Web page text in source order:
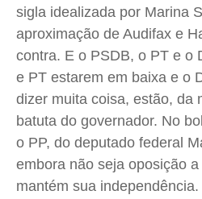
sigla idealizada por Marina
aproximação de Audifax e
contra. E o PSDB, o PT e o
e PT estarem em baixa e o
dizer muita coisa, estão, da
batuta do governador. No
o PP, do deputado federal
embora não seja oposição
mantém sua